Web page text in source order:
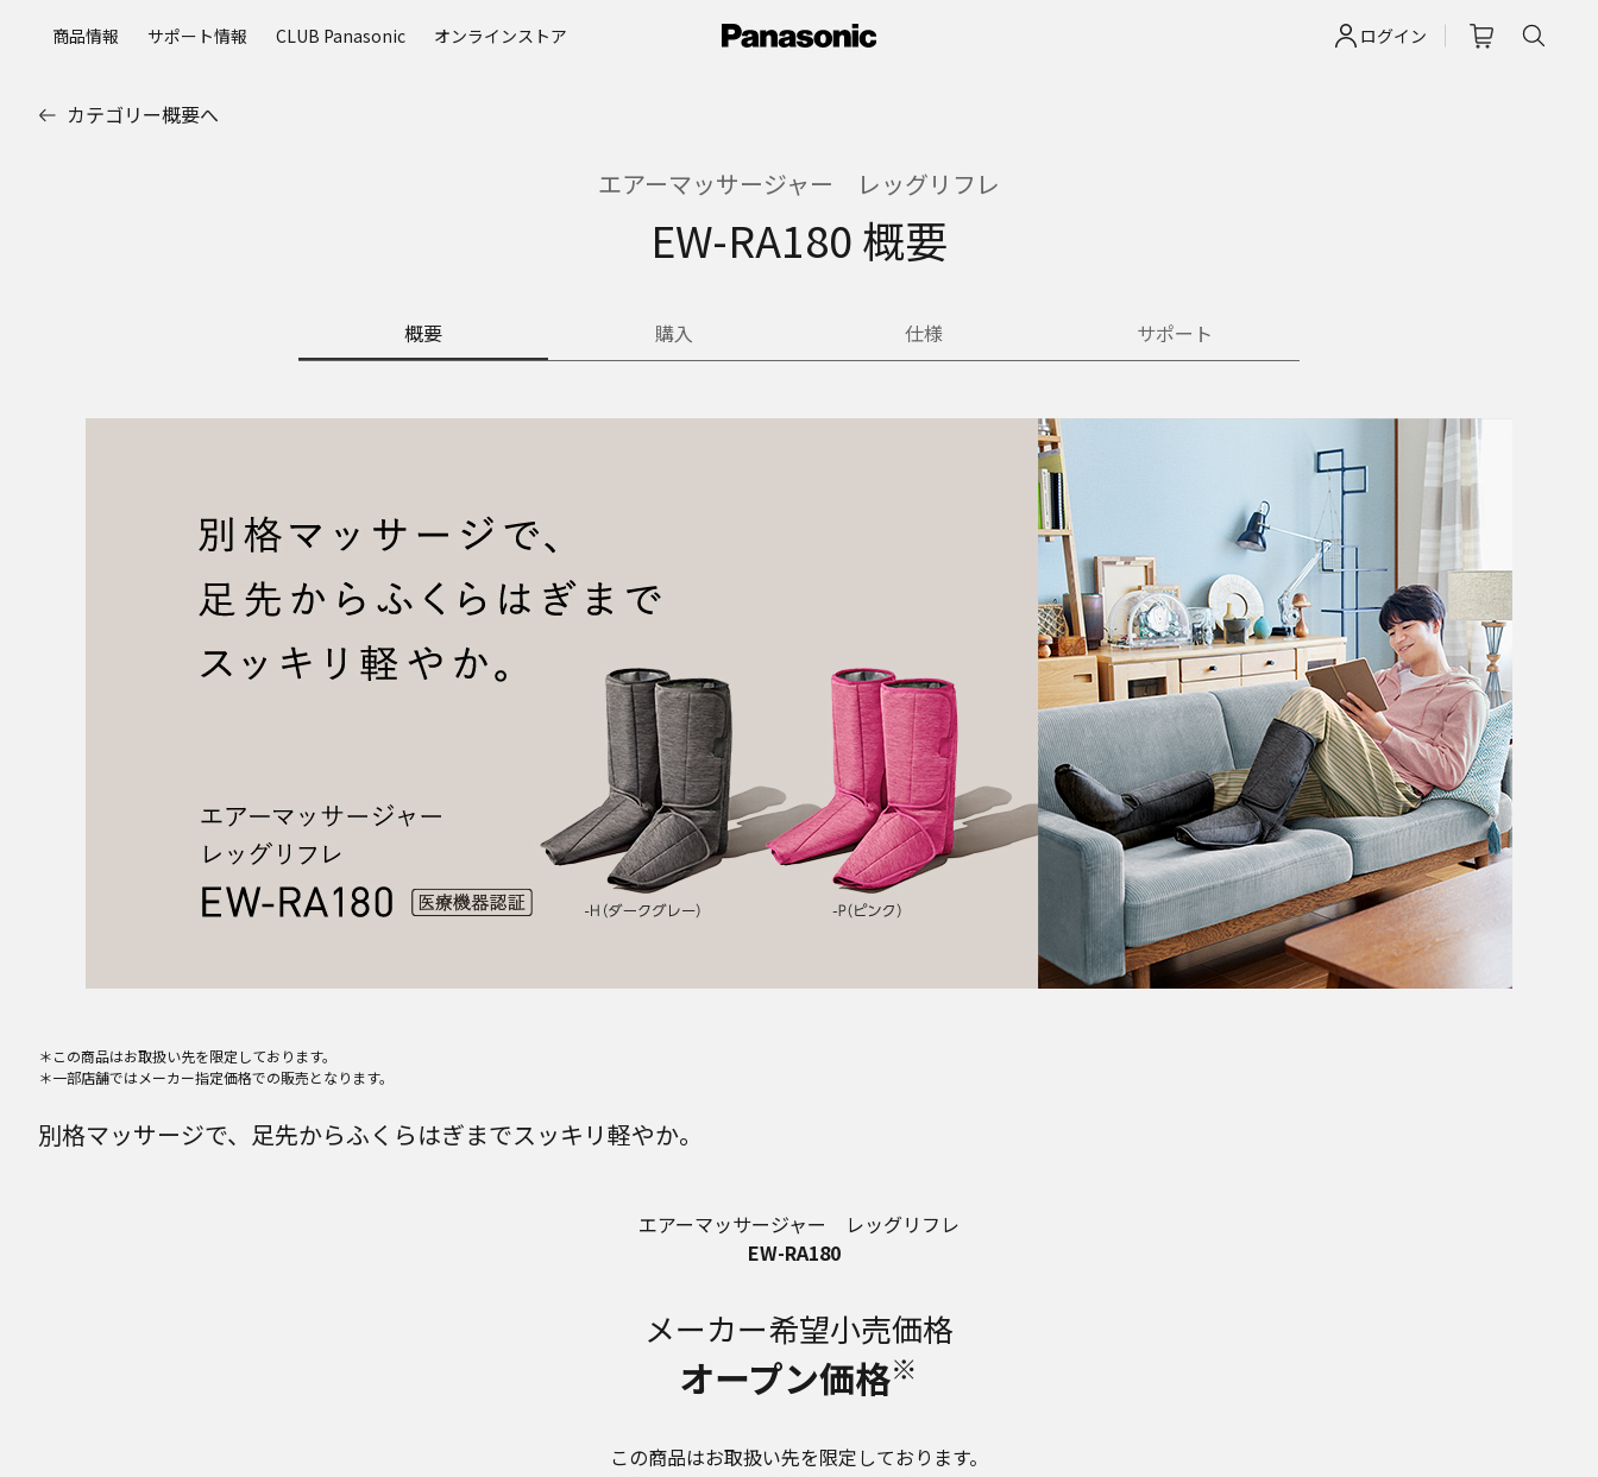
ログイン
商品情報 サポート情報 CLUB Panasonic オンラインストア
カテゴリー概要へ
エアーマッサージャー レッグリフレ
EW-RA180 概要
概要 購入 仕様 サポート
＊この商品はお取扱い先を限定しております。
＊一部店舗ではメーカー指定価格での販売となります。
別格マッサージで、足先からふくらはぎまでスッキリ軽やか。
エアーマッサージャー レッグリフレ
EW-RA180
メーカー希望小売価格
オープン価格※
この商品はお取扱い先を限定しております。